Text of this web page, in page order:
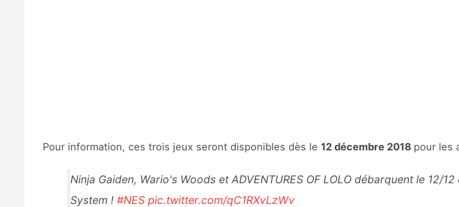
Pour information, ces trois jeux seront disponibles dès le 12 décembre 2018 pour les
Ninja Gaiden, Wario's Woods et ADVENTURES OF LOLO débarquent le 12/12
System ! #NES pic.twitter.com/qC1RXvLzWv